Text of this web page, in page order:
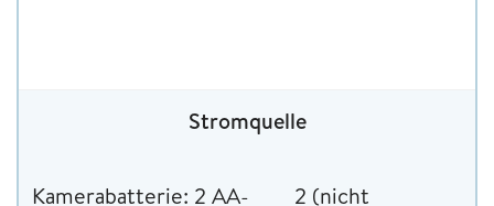
Stromquelle
Kamerabatterie: 2 AA-
2 (nicht